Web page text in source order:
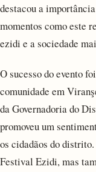
destacou a
momentos como este
ezidi e a sociedade
O sucesso do evento
comunidade em
da Governadoria do
promoveu um
os cidadãos do
Festival Ezidi, mas